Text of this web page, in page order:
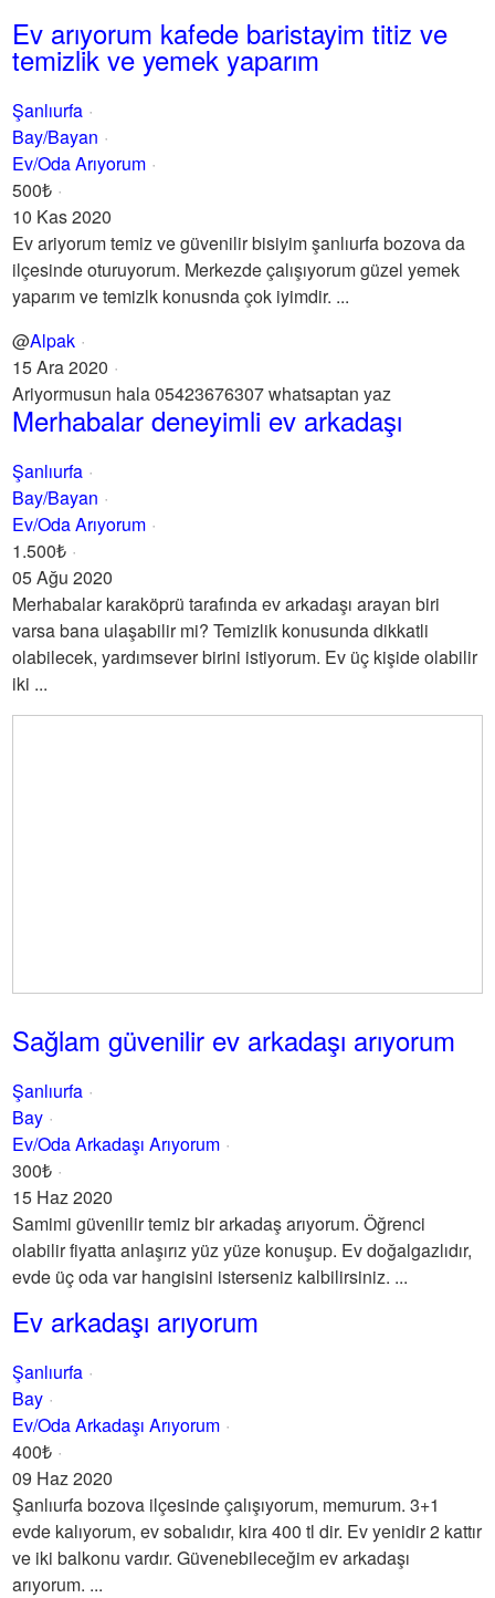
Ev arıyorum kafede baristayim titiz ve
temizlik ve yemek yaparım
Şanlıurfa
Bay/Bayan
Ev/Oda Arıyorum
500₺
10 Kas 2020
Ev ariyorum temiz ve güvenilir bisiyim şanlıurfa bozova da
ilçesinde oturuyorum. Merkezde çalışıyorum güzel yemek
yaparım ve temizlk konusnda çok iyimdir. ...
@Alpak
15 Ara 2020
Ariyormusun hala 05423676307 whatsaptan yaz
Merhabalar deneyimli ev arkadaşı
Şanlıurfa
Bay/Bayan
Ev/Oda Arıyorum
1.500₺
05 Ağu 2020
Merhabalar karaköprü tarafında ev arkadaşı arayan biri
varsa bana ulaşabilir mi? Temizlik konusunda dikkatli
olabilecek, yardımsever birini istiyorum. Ev üç kişide olabilir
iki ...
Sağlam güvenilir ev arkadaşı arıyorum
Şanlıurfa
Bay
Ev/Oda Arkadaşı Arıyorum
300₺
15 Haz 2020
Samimi güvenilir temiz bir arkadaş arıyorum. Öğrenci
olabilir fiyatta anlaşırız yüz yüze konuşup. Ev doğalgazlıdır,
evde üç oda var hangisini isterseniz kalbilirsiniz. ...
Ev arkadaşı arıyorum
Şanlıurfa
Bay
Ev/Oda Arkadaşı Arıyorum
400₺
09 Haz 2020
Şanlıurfa bozova ilçesinde çalışıyorum, memurum. 3+1
evde kalıyorum, ev sobalıdır, kira 400 tl dir. Ev yenidir 2 kattır
ve iki balkonu vardır. Güvenebileceğim ev arkadaşı
arıyorum. ...